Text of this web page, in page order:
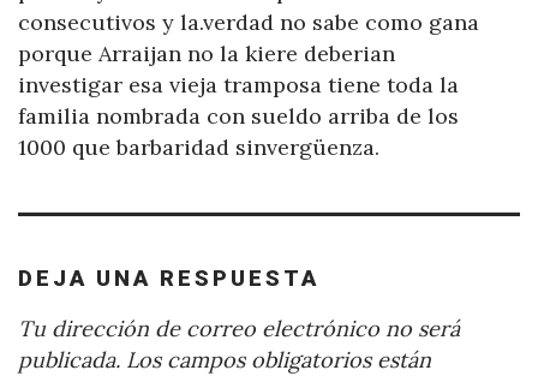
consecutivos y la.verdad no sabe como gana
porque Arraijan no la kiere deberian
investigar esa vieja tramposa tiene toda la
familia nombrada con sueldo arriba de los
1000 que barbaridad sinvergüenza.
DEJA UNA RESPUESTA
Tu dirección de correo electrónico no será
publicada. Los campos obligatorios están